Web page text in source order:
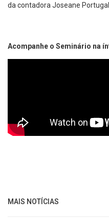
da contadora Joseane
Acompanhe o Seminário na
MAIS NOTÍCIAS